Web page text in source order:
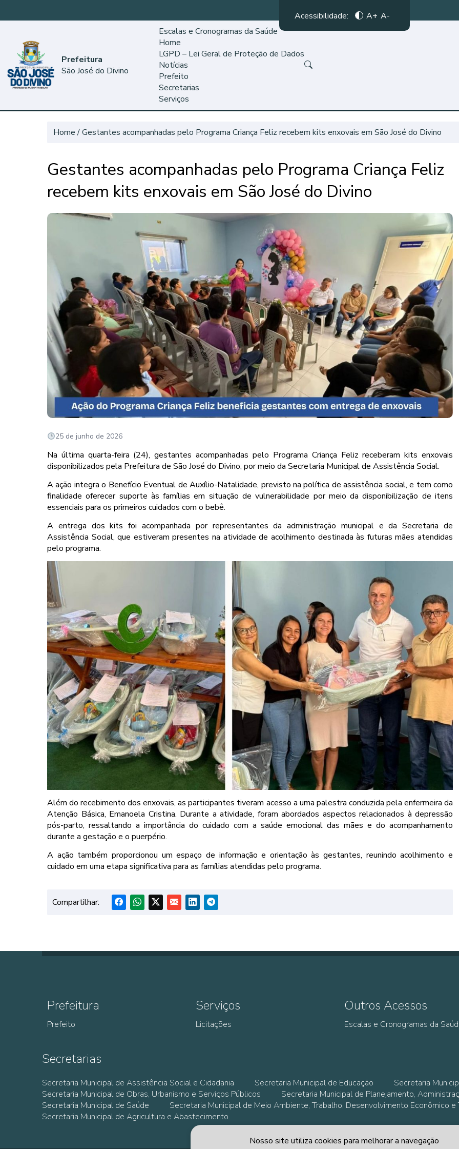
Acessibilidade: A+ A-
Prefeitura
São José do Divino
Escalas e Cronogramas da Saúde
Home
LGPD – Lei Geral de Proteção de Dados
Notícias
Prefeito
Secretarias
Serviços
Home Gestantes acompanhadas pelo Programa Criança Feliz recebem kits enxovais em São José do Divino
Gestantes acompanhadas pelo Programa Criança Feliz
recebem kits enxovais em São José do Divino
25 de junho de 2026
Na última quarta-feira (24), gestantes acompanhadas pelo Programa Criança Feliz receberam kits enxovais
disponibilizados pela Prefeitura de São José do Divino, por meio da Secretaria Municipal de Assistência Social.
A ação integra o Benefício Eventual de Auxílio-Natalidade, previsto na política de assistência social, e tem como
finalidade oferecer suporte às famílias em situação de vulnerabilidade por meio da disponibilização de itens
essenciais para os primeiros cuidados com o bebê.
A entrega dos kits foi acompanhada por representantes da administração municipal e da Secretaria de
Assistência Social, que estiveram presentes na atividade de acolhimento destinada às futuras mães atendidas
pelo programa.
Além do recebimento dos enxovais, as participantes tiveram acesso a uma palestra conduzida pela enfermeira da
Atenção Básica, Emanoela Cristina. Durante a atividade, foram abordados aspectos relacionados à depressão
pós-parto, ressaltando a importância do cuidado com a saúde emocional das mães e do acompanhamento
durante a gestação e o puerpério.
A ação também proporcionou um espaço de informação e orientação às gestantes, reunindo acolhimento e
cuidado em uma etapa significativa para as famílias atendidas pelo programa.
Compartilhar:
Prefeitura
Prefeito
Serviços
Licitações
Outros Acessos
Escalas e Cronogramas da
Secretarias
Secretaria Municipal de Assistência Social e Cidadania Secretaria Municipal de Educação
Secretaria
Secretaria Municipal de Obras, Urbanismo e Serviços Públicos
Secretaria Municipal de Planejamento,
Secretaria Municipal de Saúde
Secretaria Municipal de Meio Ambiente, Trabalho, Desenvolvimento Econômico e
Secretaria Municipal de Agricultura e Abastecimento
Nosso site utiliza cookies para melhorar a navegação